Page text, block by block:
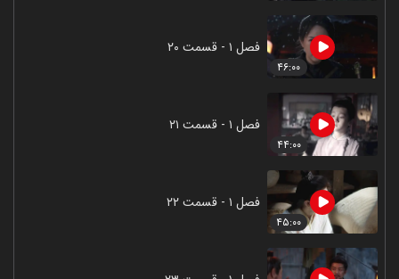
۴۶:۰۰
فصل ۱ - قسمت ۲۰
۴۴:۰۰
فصل ۱ - قسمت ۲۱
۴۵:۰۰
فصل ۱ - قسمت ۲۲